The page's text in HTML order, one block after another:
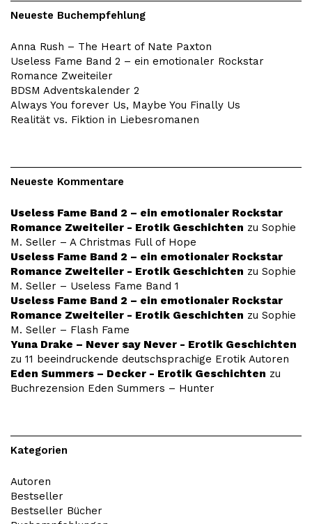
Neueste Buchempfehlung
Anna Rush – The Heart of Nate Paxton
Useless Fame Band 2 – ein emotionaler Rockstar
Romance Zweiteiler
BDSM Adventskalender 2
Always You forever Us, Maybe You Finally Us
Realität vs. Fiktion in Liebesromanen
Neueste Kommentare
Useless Fame Band 2 – ein emotionaler Rockstar
Romance Zweiteiler - Erotik Geschichten zu Sophie
M. Seller – A Christmas Full of Hope
Useless Fame Band 2 – ein emotionaler Rockstar
Romance Zweiteiler - Erotik Geschichten zu Sophie
M. Seller – Useless Fame Band 1
Useless Fame Band 2 – ein emotionaler Rockstar
Romance Zweiteiler - Erotik Geschichten zu Sophie
M. Seller – Flash Fame
Yuna Drake – Never say Never - Erotik Geschichten
zu 11 beeindruckende deutschsprachige Erotik Autoren
Eden Summers – Decker - Erotik Geschichten zu
Buchrezension Eden Summers – Hunter
Kategorien
Autoren
Bestseller
Bestseller Bücher